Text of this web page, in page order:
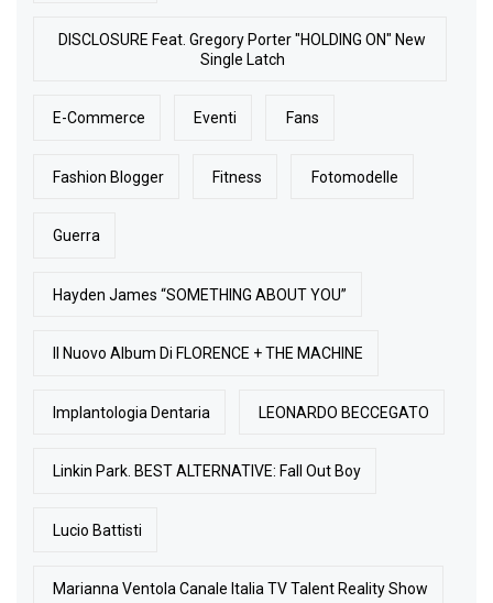
DISCLOSURE Feat. Gregory Porter "HOLDING ON" New
Single Latch
E-Commerce Eventi Fans
Fashion Blogger Fitness Fotomodelle
Guerra
Hayden James “SOMETHING ABOUT YOU”
Il Nuovo Album Di FLORENCE + THE MACHINE
Implantologia Dentaria LEONARDO BECCEGATO
Linkin Park. BEST ALTERNATIVE: Fall Out Boy
Lucio Battisti
Marianna Ventola Canale Italia TV Talent Reality Show